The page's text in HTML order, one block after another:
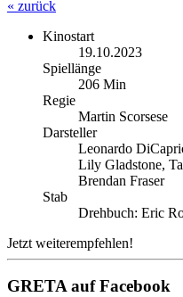
« zurück
Kinostart
19.10.2023
Spiellänge
206 Min
Regie
Martin Scorsese
Darsteller
Leonardo
Lily Gladstone,
Brendan Fraser
Stab
Drehbuch: Eric
Jetzt weiterempfehlen!
GRETA auf Facebook